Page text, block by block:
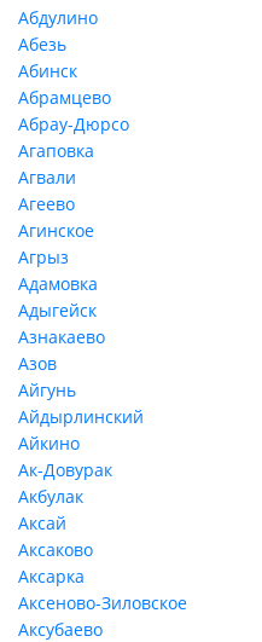
Абдулино
Абезь
Абинск
Абрамцево
Абрау-Дюрсо
Агаповка
Агвали
Агеево
Агинское
Агрыз
Адамовка
Адыгейск
Азнакаево
Азов
Айгунь
Айдырлинский
Айкино
Ак-Довурак
Акбулак
Аксай
Аксаково
Аксарка
Аксеново-Зиловское
Аксубаево